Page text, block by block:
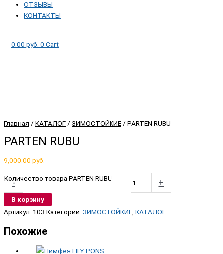
ОТЗЫВЫ
КОНТАКТЫ
0.00 руб. 0 Cart
Главная / КАТАЛОГ / ЗИМОСТОЙКИЕ / PARTEN RUBU
PARTEN RUBU
9,000.00 руб.
-
Количество товара PARTEN RUBU +
В корзину
Артикул: 103 Категории: ЗИМОСТОЙКИЕ КАТАЛОГ
Похожие